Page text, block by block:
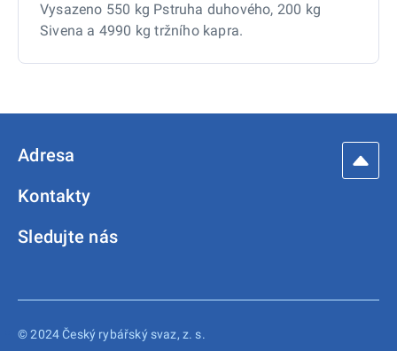
Vysazeno 550 kg Pstruha duhového, 200 kg
Sivena a 4990 kg tržního kapra.
Adresa
Kontakty
Sledujte nás
© 2024 Český rybářský svaz, z. s.